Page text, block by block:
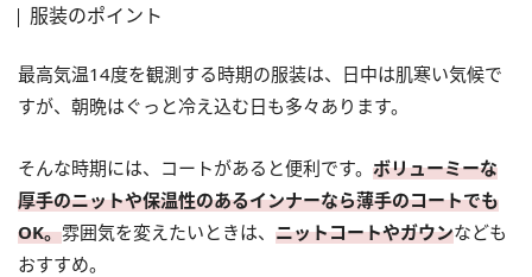
服装のポイント
最高気温14度を観測する時期の服装は、日中は肌寒い気候で
すが、朝晩はぐっと冷え込む日も多々あります。
そんな時期には、コートがあると便利です。 ボリューミーな
厚手のニットや保温性のあるインナーなら薄手のコートでも
OK。雰囲気を変えたいときは、 ニットコートやガウンなども
おすすめ。